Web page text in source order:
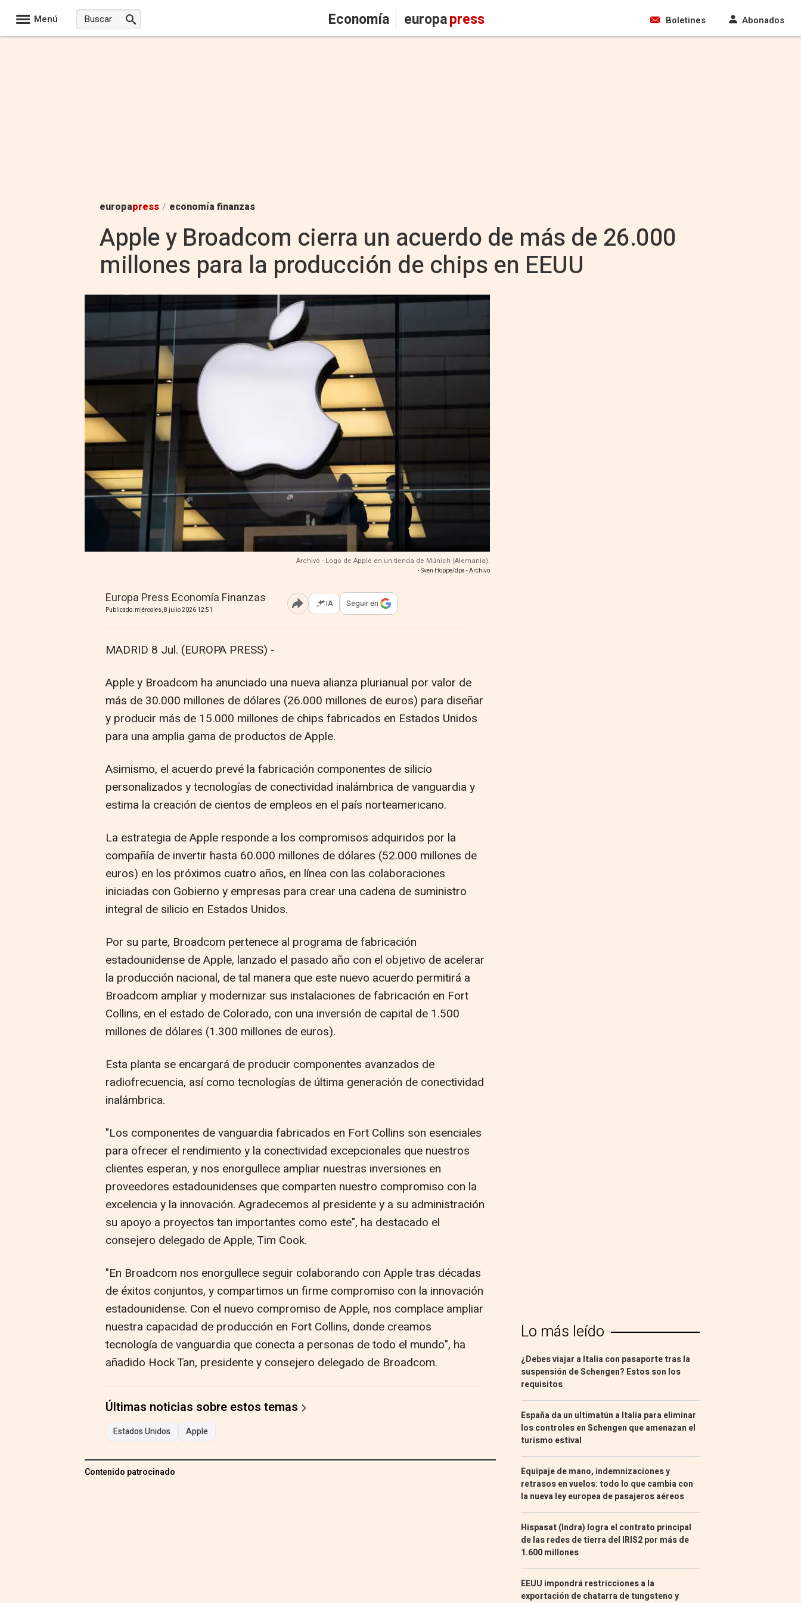
Menú Economía europapress Boletines Abonados
europapress / economía finanzas
Apple y Broadcom cierra un acuerdo de más de 26.000
millones para la producción de chips en EEUU
Archivo - Logo de Apple en un tienda de Múnich (Alemania).
- Sven Hoppe/dpa - Archivo
Europa Press Economía Finanzas
Publicado: miércoles, 8 julio 2026 12:51 Abrir opciones para compartir
IA Seguir en
MADRID 8 Jul. (EUROPA PRESS) -
Apple y Broadcom ha anunciado una nueva alianza plurianual por valor de
más de 30.000 millones de dólares (26.000 millones de euros) para diseñar
y producir más de 15.000 millones de chips fabricados en Estados Unidos
para una amplia gama de productos de Apple.
Asimismo, el acuerdo prevé la fabricación componentes de silicio
personalizados y tecnologías de conectividad inalámbrica de vanguardia y
estima la creación de cientos de empleos en el país norteamericano.
La estrategia de Apple responde a los compromisos adquiridos por la
compañía de invertir hasta 60.000 millones de dólares (52.000 millones de
euros) en los próximos cuatro años, en línea con las colaboraciones
iniciadas con Gobierno y empresas para crear una cadena de suministro
integral de silicio en Estados Unidos.
Por su parte, Broadcom pertenece al programa de fabricación
estadounidense de Apple, lanzado el pasado año con el objetivo de acelerar
la producción nacional, de tal manera que este nuevo acuerdo permitirá a
Broadcom ampliar y modernizar sus instalaciones de fabricación en Fort
Collins, en el estado de Colorado, con una inversión de capital de 1.500
millones de dólares (1.300 millones de euros).
Esta planta se encargará de producir componentes avanzados de
radiofrecuencia, así como tecnologías de última generación de conectividad
inalámbrica.
"Los componentes de vanguardia fabricados en Fort Collins son esenciales
para ofrecer el rendimiento y la conectividad excepcionales que nuestros
clientes esperan, y nos enorgullece ampliar nuestras inversiones en
proveedores estadounidenses que comparten nuestro compromiso con la
excelencia y la innovación. Agradecemos al presidente y a su administración
su apoyo a proyectos tan importantes como este", ha destacado el
consejero delegado de Apple, Tim Cook.
"En Broadcom nos enorgullece seguir colaborando con Apple tras décadas
de éxitos conjuntos, y compartimos un firme compromiso con la innovación
estadounidense. Con el nuevo compromiso de Apple, nos complace ampliar
nuestra capacidad de producción en Fort Collins, donde creamos
tecnología de vanguardia que conecta a personas de todo el mundo", ha
añadido Hock Tan, presidente y consejero delegado de Broadcom.
Últimas noticias sobre estos temas
Estados Unidos Apple
Contenido patrocinado
Lo más leído
¿Debes viajar a Italia con pasaporte tras la
suspensión de Schengen? Estos son los
requisitos
España da un ultimatún a Italia para eliminar
los controles en Schengen que amenazan el
turismo estival
Equipaje de mano, indemnizaciones y
retrasos en vuelos: todo lo que cambia con
la nueva ley europea de pasajeros aéreos
Hispasat (Indra) logra el contrato principal
de las redes de tierra del IRIS2 por más de
1.600 millones
EEUU impondrá restricciones a la
exportación de chatarra de tungsteno y